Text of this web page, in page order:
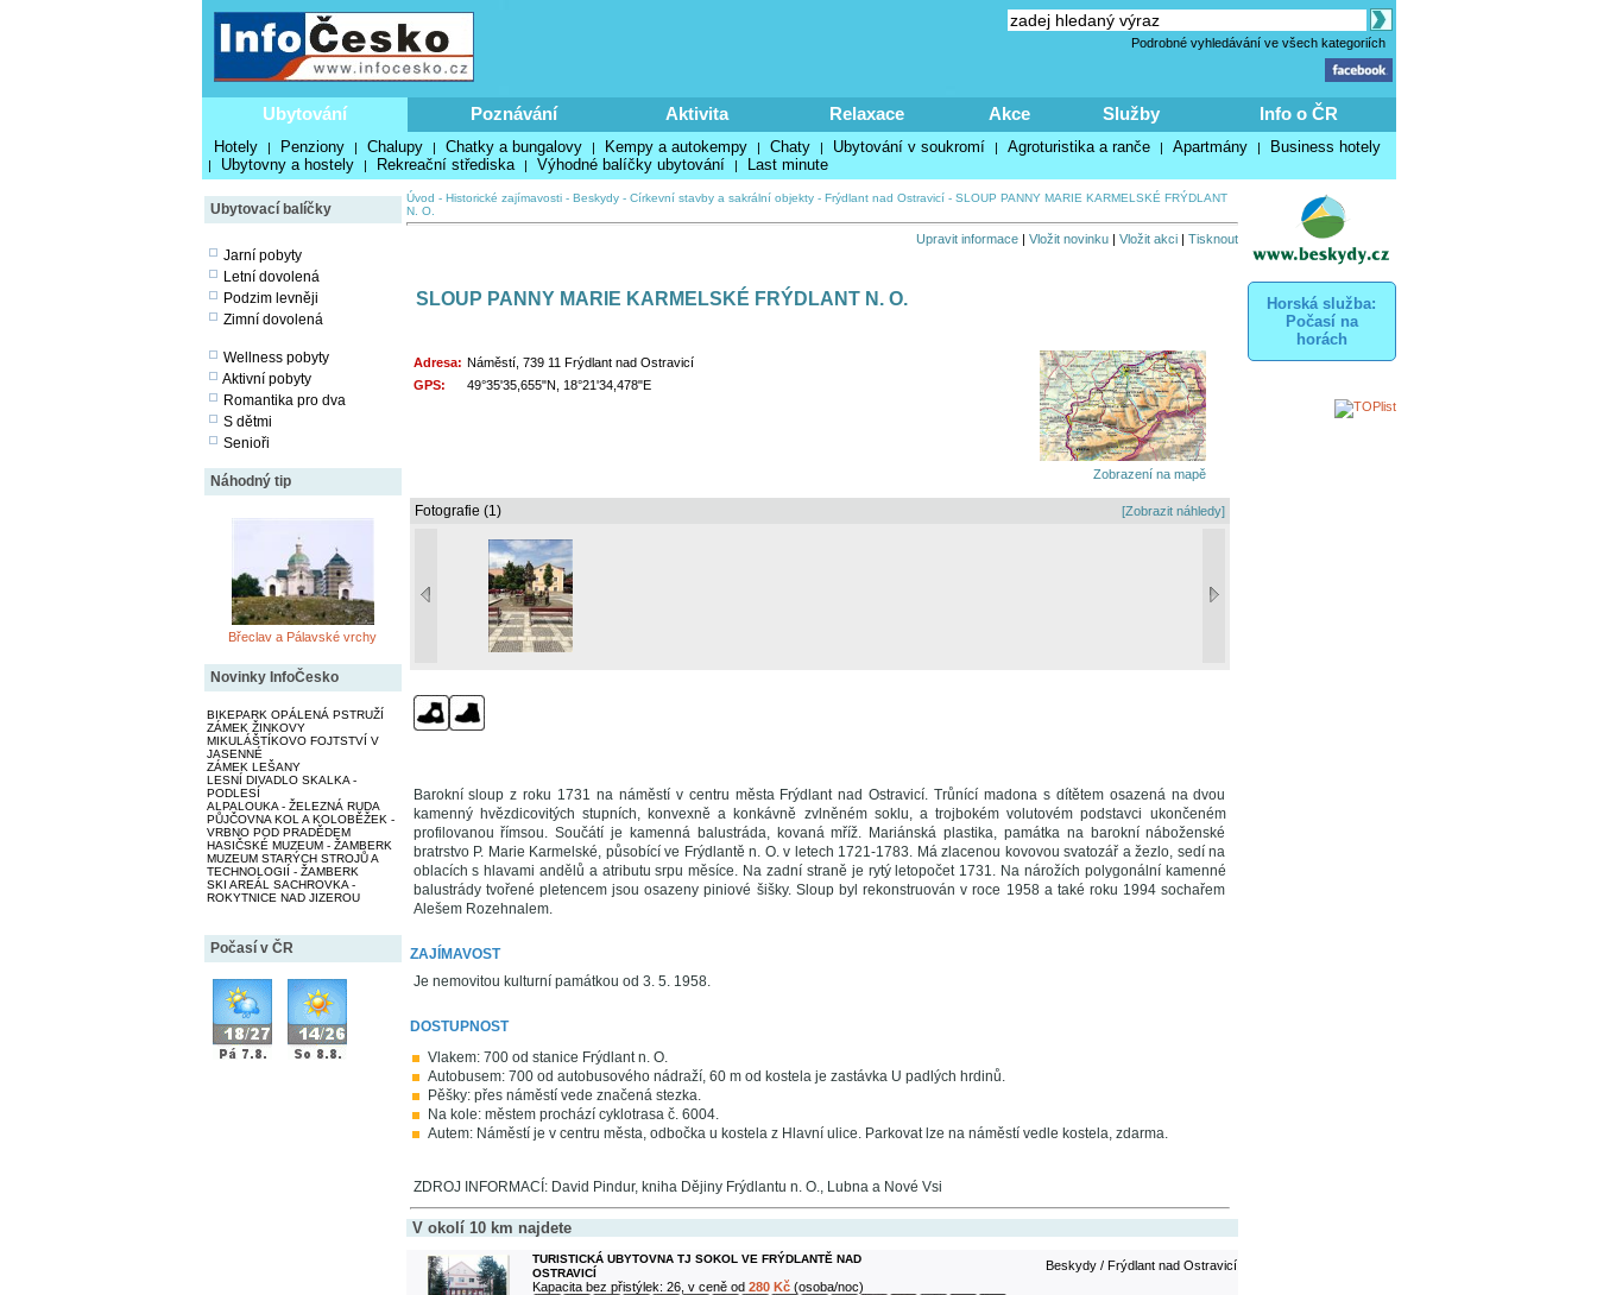
Podrobné vyhledávání ve všech kategoriích
Ubytování Poznávání Aktivita Relaxace Akce Služby Info o ČR
Hotely | Penziony | Chalupy | Chatky a bungalovy | Kempy a autokempy | Chaty | Ubytování v soukromí | Agroturistika a ranče | Apartmány | Business hotely
| Ubytovny a hostely | Rekreační střediska | Výhodné balíčky ubytování | Last minute
Ubytovací balíčky
Jarní pobyty
Letní dovolená
Podzim levněji
Zimní dovolená
Wellness pobyty
Aktivní pobyty
Romantika pro dva
S dětmi
Senioři
Náhodný tip
Břeclav a Pálavské vrchy
Novinky InfoČesko
BIKEPARK OPÁLENÁ PSTRUŽÍ
ZÁMEK ŽINKOVY
MIKULÁŠTÍKOVO FOJTSTVÍ V
JASENNÉ
ZÁMEK LEŠANY
LESNÍ DIVADLO SKALKA -
PODLESÍ
ALPALOUKA - ŽELEZNÁ RUDA
PŮJČOVNA KOL A KOLOBĚŽEK -
VRBNO POD PRADĚDEM
HASIČSKÉ MUZEUM - ŽAMBERK
MUZEUM STARÝCH STROJŮ A
TECHNOLOGIÍ - ŽAMBERK
SKI AREÁL SACHROVKA -
ROKYTNICE NAD JIZEROU
Počasí v ČR
Úvod - Historické zajímavosti- Beskydy- Církevní stavby a sakrální objekty- Frýdlant nad Ostravicí- SLOUP PANNY MARIE KARMELSKÉ FRÝDLANT
N. O.
Upravit informace| Vložit novinku| Vložit akci| Tisknout
SLOUP PANNY MARIE KARMELSKÉ FRÝDLANT N. O.
Adresa: Náměstí, 739 11 Frýdlant nad Ostravicí
GPS:
49°35'35,655"N, 18°21'34,478"E
Zobrazení na mapě
Fotografie (1) [Zobrazit náhledy]
Barokní sloup z roku 1731 na náměstí v centru města Frýdlant nad Ostravicí. Trůnící madona s dítětem osazená na dvou
kamenný hvězdicovitých stupních, konvexně a konkávně zvlněném soklu, a trojbokém volutovém podstavci ukončeném
profilovanou římsou. Součátí je kamenná balustráda, kovaná mříž. Mariánská plastika, památka na barokní náboženské
bratrstvo P. Marie Karmelské, působící ve Frýdlantě n. O. v letech 1721-1783. Má zlacenou kovovou svatozář a žezlo, sedí na
oblacích s hlavami andělů a atributu srpu měsíce. Na zadní straně je rytý letopočet 1731. Na nárožích polygonální kamenné
balustrády tvořené pletencem jsou osazeny piniové šišky. Sloup byl rekonstruován v roce 1958 a také roku 1994 sochařem
Alešem Rozehnalem.
ZAJÍMAVOST
Je nemovitou kulturní památkou od 3. 5. 1958.
DOSTUPNOST
Vlakem: 700 od stanice Frýdlant n. O.
Autobusem: 700 od autobusového nádraží, 60 m od kostela je zastávka U padlých hrdinů.
Pěšky: přes náměstí vede značená stezka.
Na kole: městem prochází cyklotrasa č. 6004.
Autem: Náměstí je v centru města, odbočka u kostela z Hlavní ulice. Parkovat lze na náměstí vedle kostela, zdarma.
ZDROJ INFORMACÍ: David Pindur, kniha Dějiny Frýdlantu n. O., Lubna a Nové Vsi
V okolí 10 km najdete
TURISTICKÁ UBYTOVNA TJ SOKOL VE FRÝDLANTĚ NAD
OSTRAVICÍ
Beskydy / Frýdlant nad Ostravicí
Kapacita bez přistýlek: 26, v ceně od 280 Kč(osoba/noc)
Horská služba:
Počasí na
horách